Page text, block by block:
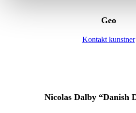
Geo
Kontakt kunstner
Nicolas Dalby “Danish